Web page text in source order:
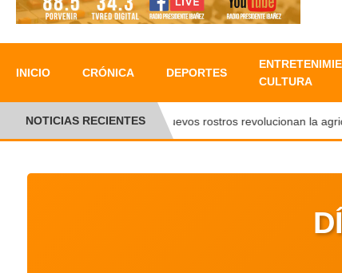
INICIO CRÓNICA DEPORTES
CULTURA
NOTICIAS RECIENTESNuevos rostros revolucionan la